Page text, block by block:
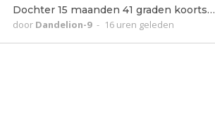
Dochter 15 maanden 41 graden koorts…
door Dandelion-9 - 16 uren geleden